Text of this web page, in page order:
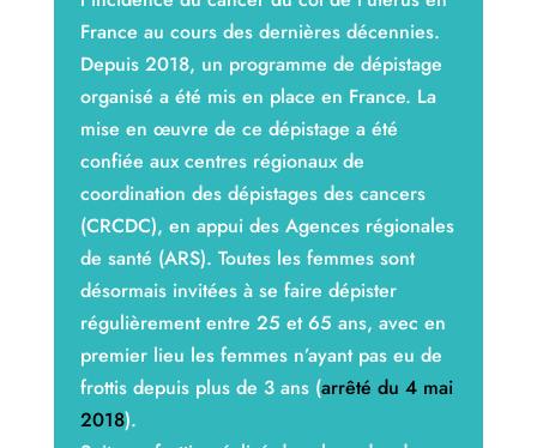
France au cours des dernières décennies.
Depuis 2018, un programme de dépistage
organisé a été mis en place en France. La
mise en œuvre de ce dépistage a été
confiée aux centres régionaux de
coordination des dépistages des cancers
(CRCDC), en appui des Agences régionales
de santé (ARS). Toutes les femmes sont
désormais invitées à se faire dépister
régulièrement entre 25 et 65 ans, avec en
premier lieu les femmes n’ayant pas eu de
frottis depuis plus de 3 ans (arrêté du 4 mai
2018).